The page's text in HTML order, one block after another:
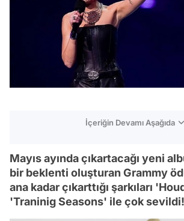
İçeriğin Devamı Aşağıda
Mayıs ayında çıkartacağı yeni
bir beklenti oluşturan Grammy
ana kadar çıkarttığı şarkıları
'Traninig Seasons' ile çok sevildi!